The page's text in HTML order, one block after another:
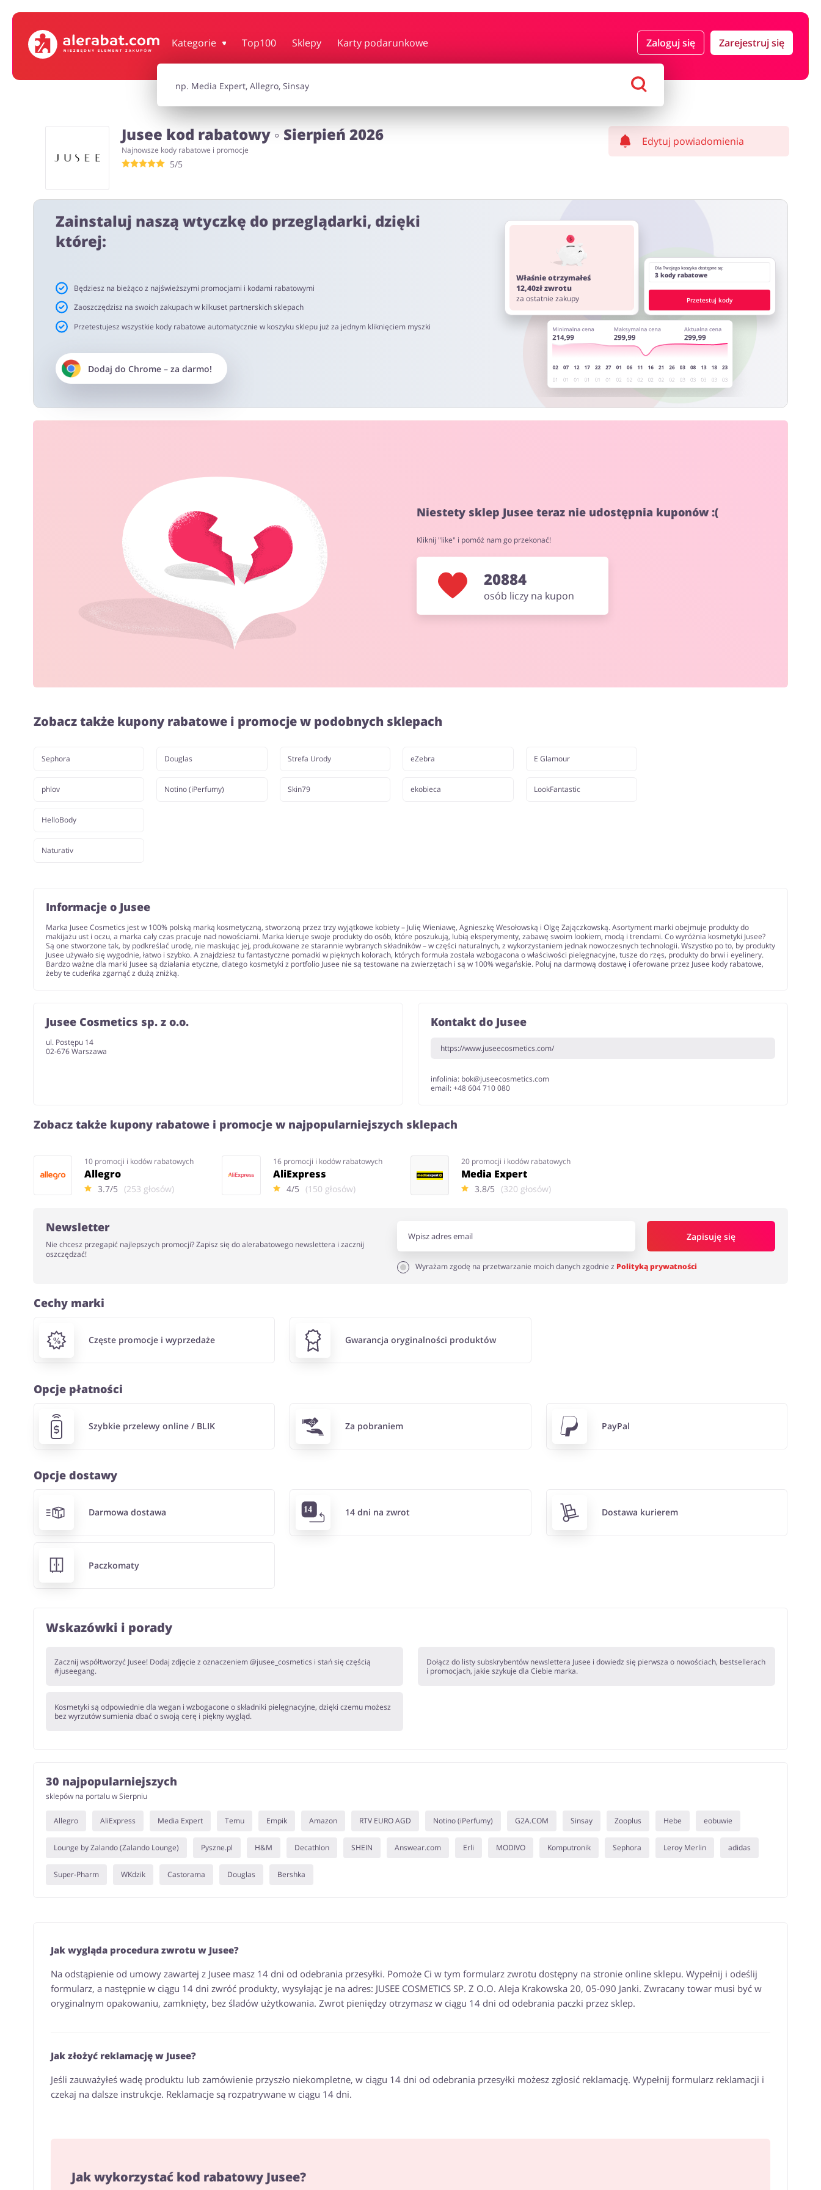
Kategorie Top100 Sklepy Karty podarunkowe Zaloguj się Zarejestruj się
Turystyka i Podróże Usługi Zdrowie i uroda
Jusee kod rabatowy ◦ Sierpień 2026
Najnowsze kody rabatowe i promocje
5/5
Edytuj powiadomienia
Zainstaluj naszą wtyczkę do przeglądarki, dzięki
której:
Będziesz na bieżąco z najświeższymi promocjami i kodami rabatowymi
Zaoszczędzisz na swoich zakupach w kilkuset partnerskich sklepach
Przetestujesz wszystkie kody rabatowe automatycznie w koszyku sklepu już za jednym kliknięciem myszki
Dodaj do Chrome– za darmo!
Właśnie otrzymałeś
12,40zł zwrotu
za ostatnie zakupy
Dla Twojego koszyka dostępne są:
3 kody rabatowe
Przetestuj kody
Niestety sklep Jusee teraz nie udostępnia kuponów :(
Kliknij "like" i pomóż nam go przekonać!
20884
osób liczy na kupon
Zobacz także kupony rabatowe i promocje w podobnych sklepach
Sephora
phlov
Douglas
Notino (iPerfumy)
Strefa Urody
Skin79
eZebra
ekobieca
E Glamour
LookFantastic
HelloBody
Naturativ
Informacje o Jusee
Marka Jusee Cosmetics jest w 100% polską marką kosmetyczną, stworzoną przez trzy wyjątkowe kobiety – Julię Wieniawę, Agnieszkę Wesołowską i Olgę Zajączkowską. Asortyment marki obejmuje produkty do
makijażu ust i oczu, a marka cały czas pracuje nad nowościami. Marka kieruje swoje produkty do osób, które poszukują, lubią eksperymenty, zabawę swoim lookiem, modą i trendami. Co wyróżnia kosmetyki Jusee?
Są one stworzone tak, by podkreślać urodę, nie maskując jej, produkowane ze starannie wybranych składników – w części naturalnych, z wykorzystaniem jednak nowoczesnych technologii. Wszystko po to, by produkty
Jusee używało się wygodnie, łatwo i szybko. A znajdziesz tu fantastyczne pomadki w pięknych kolorach, których formuła została wzbogacona o właściwości pielęgnacyjne, tusze do rzęs, produkty do brwi i eyelinery.
Bardzo ważne dla marki Jusee są działania etyczne, dlatego kosmetyki z portfolio Jusee nie są testowane na zwierzętach i są w 100% wegańskie. Poluj na darmową dostawę i oferowane przez Jusee kody rabatowe,
żeby te cudeńka zgarnąć z dużą zniżką.
Jusee Cosmetics sp. z o.o.
ul. Postępu 14
02-676 Warszawa
Kontakt do Jusee
https://www.juseecosmetics.com/
infolinia: bok@juseecosmetics.com
email: +48 604 710 080
Zobacz także kupony rabatowe i promocje w najpopularniejszych sklepach
10 promocji i kodów rabatowych
Allegro
3.7/5 (253 głosów)
16 promocji i kodów rabatowych
AliExpress
4/5 (150 głosów)
20 promocji i kodów rabatowych
Media Expert
3.8/5 (320 głosów)
Newsletter
Nie chcesz przegapić najlepszych promocji? Zapisz się do alerabatowego newslettera i zacznij
oszczędzać!
Zapisuję się
Wyrażam zgodę na przetwarzanie moich danych zgodnie z Polityką prywatności
Cechy marki
Częste promocje i wyprzedaże Gwarancja oryginalności produktów
Opcje płatności
Szybkie przelewy online / BLIK Za pobraniem PayPal
Opcje dostawy
Darmowa dostawa 14 dni na zwrot Dostawa kurierem
Paczkomaty
Wskazówki i porady
Zacznij współtworzyć Jusee! Dodaj zdjęcie z oznaczeniem @jusee_cosmetics i stań się częścią
#juseegang.
Dołącz do listy subskrybentów newslettera Jusee i dowiedz się pierwsza o nowościach, bestsellerach
i promocjach, jakie szykuje dla Ciebie marka.
Kosmetyki są odpowiednie dla wegan i wzbogacone o składniki pielęgnacyjne, dzięki czemu możesz
bez wyrzutów sumienia dbać o swoją cerę i piękny wygląd.
30 najpopularniejszych
sklepów na portalu w Sierpniu
Allegro AliExpress Media Expert Temu Empik Amazon RTV EURO AGD Notino (iPerfumy) G2A.COM Sinsay Zooplus Hebe eobuwie
Lounge by Zalando (Zalando Lounge) Pyszne.pl H&M Decathlon SHEIN Answear.com Erli MODIVO Komputronik Sephora Leroy Merlin adidas
Super-Pharm WKdzik Castorama Douglas Bershka
Jak wygląda procedura zwrotu w Jusee?
Na odstąpienie od umowy zawartej z Jusee masz 14 dni od odebrania przesyłki. Pomoże Ci w tym formularz zwrotu dostępny na stronie online sklepu. Wypełnij i odeślij
formularz, a następnie w ciągu 14 dni zwróć produkty, wysyłając je na adres: JUSEE COSMETICS SP. Z O.O. Aleja Krakowska 20, 05-090 Janki. Zwracany towar musi być w
oryginalnym opakowaniu, zamknięty, bez śladów użytkowania. Zwrot pieniędzy otrzymasz w ciągu 14 dni od odebrania paczki przez sklep.
Jak złożyć reklamację w Jusee?
Jeśli zauważyłeś wadę produktu lub zamówienie przyszło niekompletne, w ciągu 14 dni od odebrania przesyłki możesz zgłosić reklamację. Wypełnij formularz reklamacji i
czekaj na dalsze instrukcje. Reklamacje są rozpatrywane w ciągu 14 dni.
Jak wykorzystać kod rabatowy Jusee?